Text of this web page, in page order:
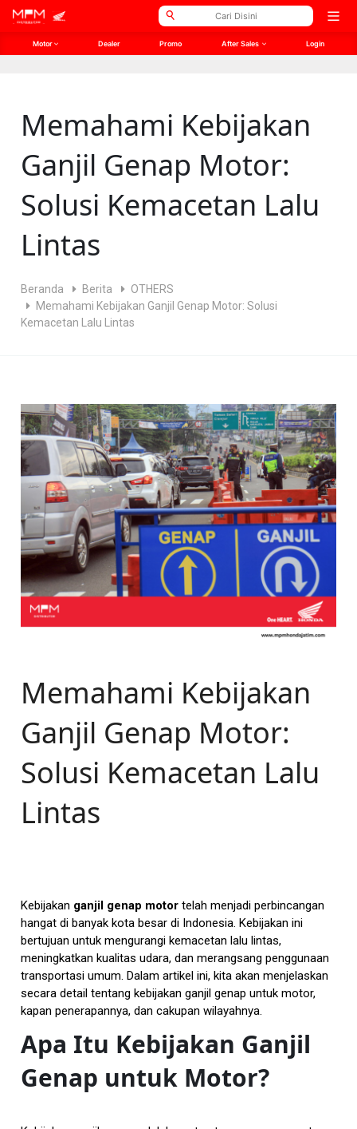
// Open Graph Meta SEO // Twitter Meta SEO
Open
Motor Dealer Promo After Sales Login
Memahami Kebijakan
Ganjil Genap Motor:
Solusi Kemacetan Lalu
Lintas
Beranda Berita
OTHERS
Memahami Kebijakan Ganjil Genap Motor: Solusi
Kemacetan Lalu Lintas
Memahami Kebijakan
Ganjil Genap Motor:
Solusi Kemacetan Lalu
Lintas
Kebijakan ganjil genap motor telah menjadi perbincangan
hangat di banyak kota besar di Indonesia. Kebijakan ini
bertujuan untuk mengurangi kemacetan lalu lintas,
meningkatkan kualitas udara, dan merangsang penggunaan
transportasi umum. Dalam artikel ini, kita akan menjelaskan
secara detail tentang kebijakan ganjil genap untuk motor,
kapan penerapannya, dan cakupan wilayahnya.
Apa Itu Kebijakan Ganjil
Genap untuk Motor?